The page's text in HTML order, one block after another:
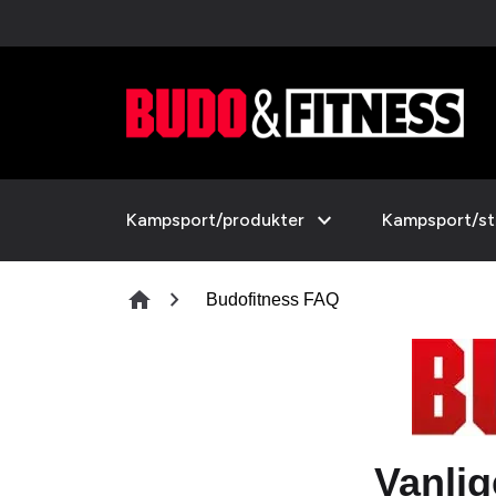
Kampsport/produkter expand_more Kampsport/
home chevron_right Budofitness FAQ